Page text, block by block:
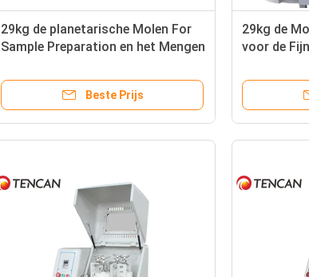
29kg de planetarische Molen For
Sample Preparation en het Mengen
Beste Prijs
29kg de
voor de